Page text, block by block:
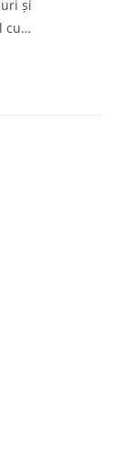
și
cu…